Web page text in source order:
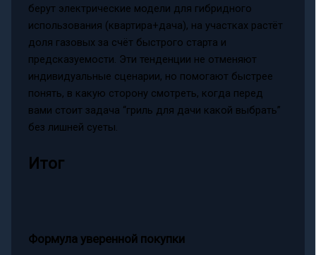
берут электрические модели для гибридного
использования (квартира+дача), на участках растёт
доля газовых за счёт быстрого старта и
предсказуемости. Эти тенденции не отменяют
индивидуальные сценарии, но помогают быстрее
понять, в какую сторону смотреть, когда перед
вами стоит задача “гриль для дачи какой выбрать”
без лишней суеты.
Итог
Формула уверенной покупки